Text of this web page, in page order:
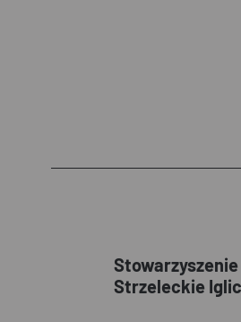
Stowarzyszenie
Strzeleckie